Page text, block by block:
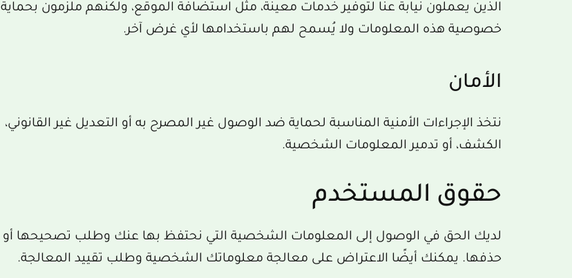
الذين يعملون نيابة عنا لتوفير خدمات معينة، مثل استضافة الموقع، ولكنهم ملزمون بحماية
خصوصية هذه المعلومات ولا يُسمح لهم باستخدامها لأي غرض آخر.
الأمان
نتخذ الإجراءات الأمنية المناسبة لحماية ضد الوصول غير المصرح به أو التعديل غير القانوني،
الكشف، أو تدمير المعلومات الشخصية.
حقوق المستخدم
لديك الحق في الوصول إلى المعلومات الشخصية التي نحتفظ بها عنك وطلب تصحيحها أو
حذفها. يمكنك أيضًا الاعتراض على معالجة معلوماتك الشخصية وطلب تقييد المعالجة.